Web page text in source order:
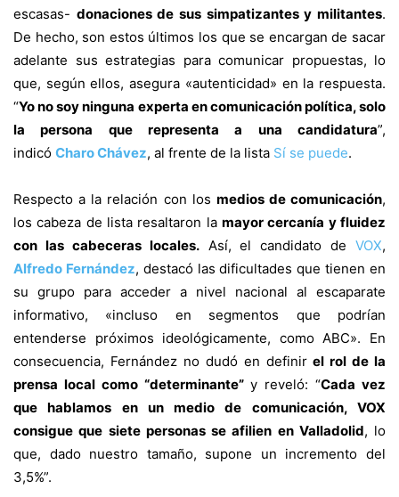
escasas- donaciones de sus simpatizantes y militantes.
De hecho, son estos últimos los que se encargan de sacar
adelante sus estrategias para comunicar propuestas, lo
que, según ellos, asegura «autenticidad» en la respuesta.
“Yo no soy ninguna experta en comunicación política, solo
la persona que representa a una candidatura”,
indicó Charo Chávez, al frente de la lista Sí se puede.
Respecto a la relación con los medios de comunicación,
los cabeza de lista resaltaron la mayor cercanía y fluidez
con las cabeceras locales.Así, el candidato de VOX,
Alfredo Fernández, destacó las dificultades que tienen en
su grupo para acceder a nivel nacional al escaparate
informativo, «incluso en segmentos que podrían
entenderse próximos ideológicamente, como ABC». En
consecuencia, Fernández no dudó en definir el rol de la
prensa local como “determinante” y reveló: “Cada vez
que hablamos en un medio de comunicación, VOX
consigue que siete personas se afilien en Valladolid, lo
que, dado nuestro tamaño, supone un incremento del
3,5%”.